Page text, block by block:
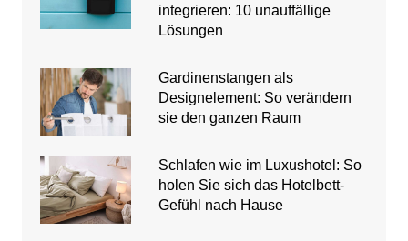
integrieren: 10 unauffällige
Lösungen
Gardinenstangen als
Designelement: So verändern
sie den ganzen Raum
Schlafen wie im Luxushotel: So
holen Sie sich das Hotelbett-
Gefühl nach Hause